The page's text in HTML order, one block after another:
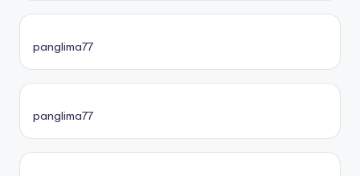
panglima77
panglima77